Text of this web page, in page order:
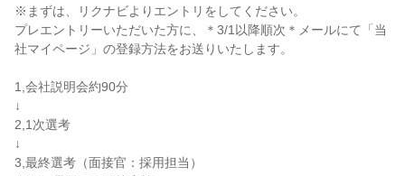
※まずは、リクナビよりエントリをしてください。
プレエントリーいただいた方に、＊3/1以降順次＊メールにて「当
社マイページ」の登録方法をお送りいたします。
1,会社説明会約90分
↓
2,1次選考
↓
3,最終選考（面接官：採用担当）